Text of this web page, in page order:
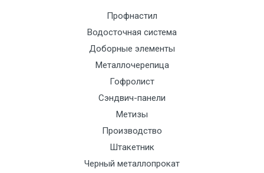
Профнастил
Водосточная система
Доборные элементы
Металлочерепица
Гофролист
Сэндвич-панели
Метизы
Производство
Штакетник
Черный металлопрокат